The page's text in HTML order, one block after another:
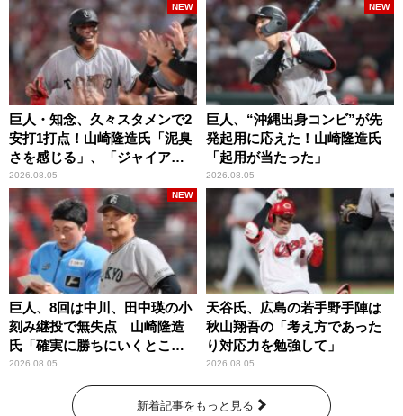
巨人・知念、久々スタメンで2
安打1打点！山崎隆造氏「泥臭
さを感じる」、「ジャイアン
ツには少ないタイプ」
2026.08.05
NEW
巨人、“沖縄出身コンビ”が先
発起用に応えた！山崎隆造氏
「起用が当たった」
2026.08.05
NEW
巨人、8回は中川、田中瑛の小
刻み継投で無失点 山崎隆造
氏「確実に勝ちにいくとこ
ろ」
2026.08.05
NEW
天谷氏、広島の若手野手陣は
秋山翔吾の「考え方であった
り対応力を勉強して」
2026.08.05
新着記事をもっと見る